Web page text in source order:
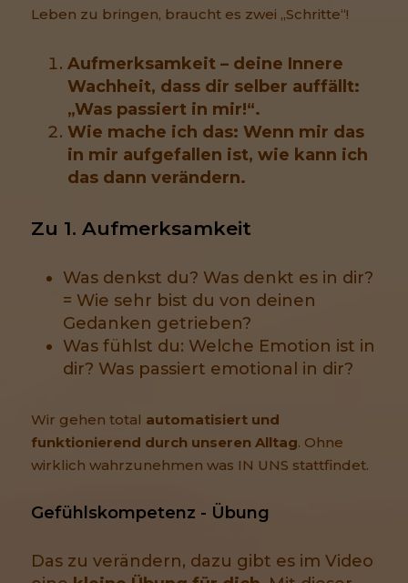
Leben zu bringen, braucht es zwei „Schritte“!
Aufmerksamkeit – deine Innere
Wachheit, dass dir selber auffällt:
„Was passiert in mir!“.
Wie mache ich das: Wenn mir das
in mir aufgefallen ist, wie kann ich
das dann verändern.
Zu 1. Aufmerksamkeit
Was denkst du? Was denkt es in dir?
= Wie sehr bist du von deinen
Gedanken getrieben?
Was fühlst du: Welche Emotion ist in
dir? Was passiert emotional in dir?
Wir gehen total automatisiert und
funktionierend durch unseren Alltag. Ohne
wirklich wahrzunehmen was IN UNS stattfindet.
Gefühlskompetenz - Übung
Das zu verändern, dazu gibt es im Video